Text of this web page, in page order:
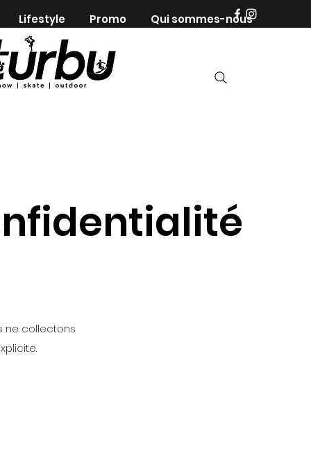
Lifestyle Promo Qui sommes-nous
ne collectons